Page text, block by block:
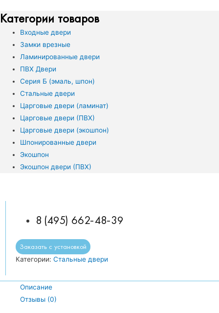
Категории товаров
Входные двери
Замки врезные
Ламинированные двери
ПВХ Двери
Серия Б (эмаль, шпон)
Стальные двери
Царговые двери (ламинат)
Царговые двери (ПВХ)
Царговые двери (экошпон)
Шпонированные двери
Экошпон
Экошпон двери (ПВХ)
8 (495) 662-48-39
Заказать с установкой
Категории: Стальные двери
Описание
Отзывы (0)